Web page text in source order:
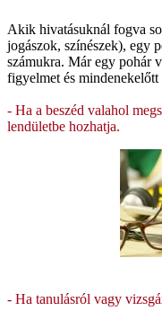
Akik hivatásuknál fogva
jogászok, színészek), egy
számukra. Már egy pohár
figyelmet és mindenekelőtt
- Ha a beszéd valahol
lendületbe hozhatja.
- Ha tanulásról vagy